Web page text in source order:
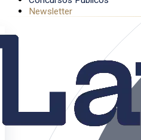
Newsletter